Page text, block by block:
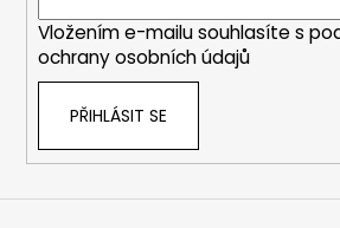
Vložením e-mailu souhlasíte s
ochrany osobních údajů
PŘIHLÁSIT SE